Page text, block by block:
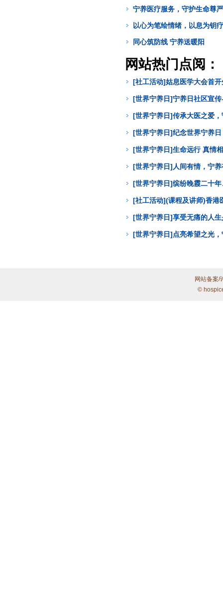
宁养医疗服务，守护生命尊严
以心为笔绘情绪，以息为钥
同心筑防线 宁养送暖阳
网站热门点阅：
[社工活动]姑息医学大会首
[世界宁养日]宁养日社区宣
[世界宁养日]传承大医之爱
[世界宁养日]纪念世界宁养
[世界宁养日]生命远行 真情
[世界宁养日]人间有情，宁
[世界宁养日]缤纷晚霞二十
[社工活动](课程及讲师)香
[世界宁养日]享受无痛的人
[世界宁养日]点亮希望之光
网站备案/
©